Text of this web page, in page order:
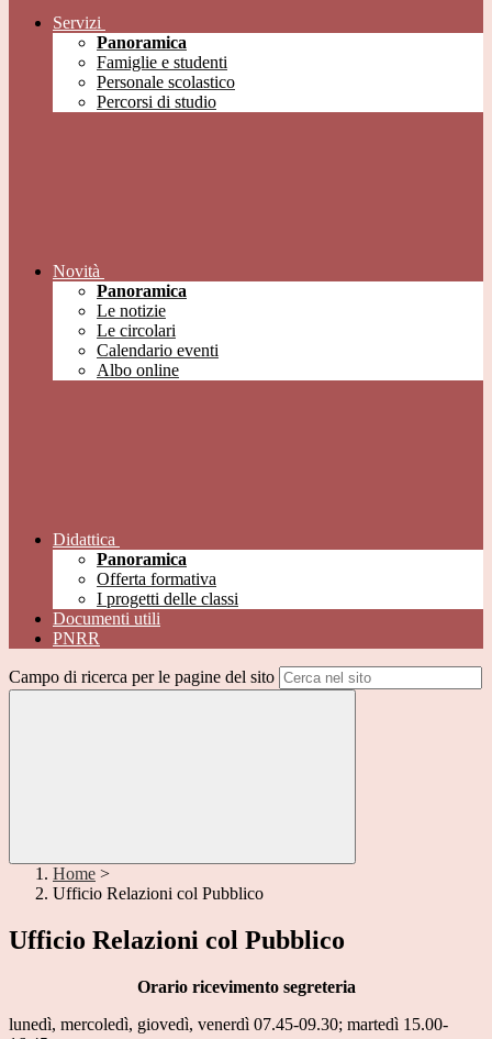
Servizi
Panoramica
Famiglie e studenti
Personale scolastico
Percorsi di studio
Novità
Panoramica
Le notizie
Le circolari
Calendario eventi
Albo online
Didattica
Panoramica
Offerta formativa
I progetti delle classi
Documenti utili
PNRR
Campo di ricerca per le pagine del sito
Home >
Ufficio Relazioni col Pubblico
Ufficio Relazioni col Pubblico
Orario ricevimento segreteria
lunedì, mercoledì, giovedì, venerdì 07.45-09.30; martedì 15.00-